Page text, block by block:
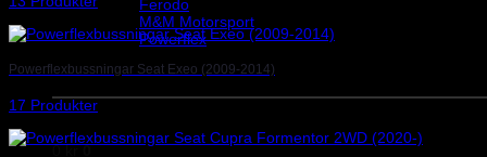
Ferodo
M&M Motorsport
Powerflex
Sparco
0kr 0
Powerflexbussningar Seat Exeo (2009-2014)
17 Produkter